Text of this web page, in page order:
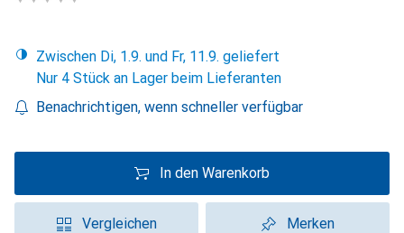
Zwischen Di, 1.9. und Fr, 11.9. geliefert
Nur 4 Stück an Lager beim Lieferanten
Benachrichtigen, wenn schneller verfügbar
In den Warenkorb
Vergleichen Merken